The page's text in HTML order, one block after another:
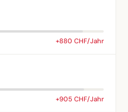
+880 CHF/Jahr
+905 CHF/Jahr